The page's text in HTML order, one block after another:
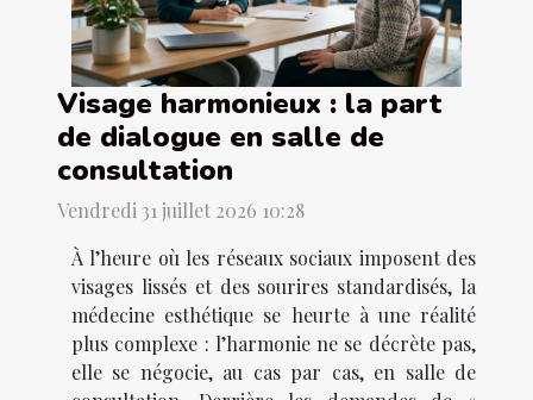
Visage harmonieux : la part
de dialogue en salle de
consultation
Vendredi 31 juillet 2026 10:28
À l’heure où les réseaux sociaux imposent des
visages lissés et des sourires standardisés, la
médecine esthétique se heurte à une réalité
plus complexe : l’harmonie ne se décrète pas,
elle se négocie, au cas par cas, en salle de